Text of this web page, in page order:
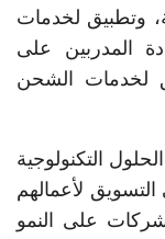
وتطبيق لخدمات
المدربين على
لخدمات الشحن
التكنولوجية
لأعمالهم
على النمو